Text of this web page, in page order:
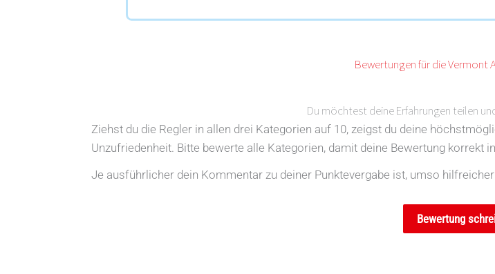
Bewertungen für die Vermont
Du möchtest deine Erfahrungen teilen
Ziehst du die Regler in allen drei Kategorien auf 10, zeigst du deine
Unzufriedenheit. Bitte bewerte alle Kategorien, damit deine Bewertung korrekt
Je ausführlicher dein Kommentar zu deiner Punktevergabe ist, umso
Bewertung